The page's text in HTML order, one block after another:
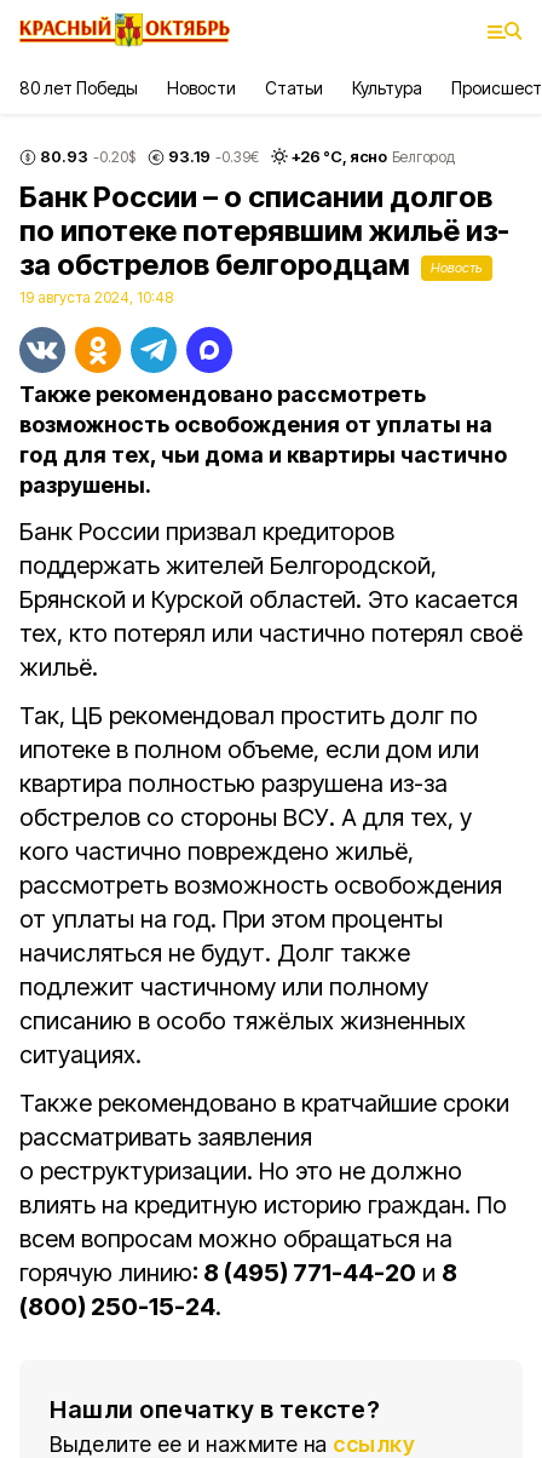
80 лет Победы Новости Статьи Культура
80.93 -0.20$ 93.19 -0.39€ +26 °С, ясно Белгород
Банк России – о списании долгов
по ипотеке потерявшим жильё из-
за обстрелов белгородцам
Новость
19 августа 2024, 10:48
Также рекомендовано рассмотреть
возможность освобождения от уплаты на
год для тех, чьи дома и квартиры частично
разрушены.
Банк России призвал кредиторов
поддержать жителей Белгородской,
Брянской и Курской областей. Это касается
тех, кто потерял или частично потерял своё
жильё.
Так, ЦБ рекомендовал простить долг по
ипотеке в полном объеме, если дом или
квартира полностью разрушена из-за
обстрелов со стороны ВСУ. А для тех, у
кого частично повреждено жильё,
рассмотреть возможность освобождения
от уплаты на год. При этом проценты
начисляться не будут. Долг также
подлежит частичному или полному
списанию в особо тяжёлых жизненных
ситуациях.
Также рекомендовано в кратчайшие сроки
рассматривать заявления
о реструктуризации. Но это не должно
влиять на кредитную историю граждан. По
всем вопросам можно обращаться на
горячую линию: 8 (495) 771-44-20 и 8
(800) 250-15-24.
Нашли опечатку в тексте?
Выделите ее и нажмите на ссылку